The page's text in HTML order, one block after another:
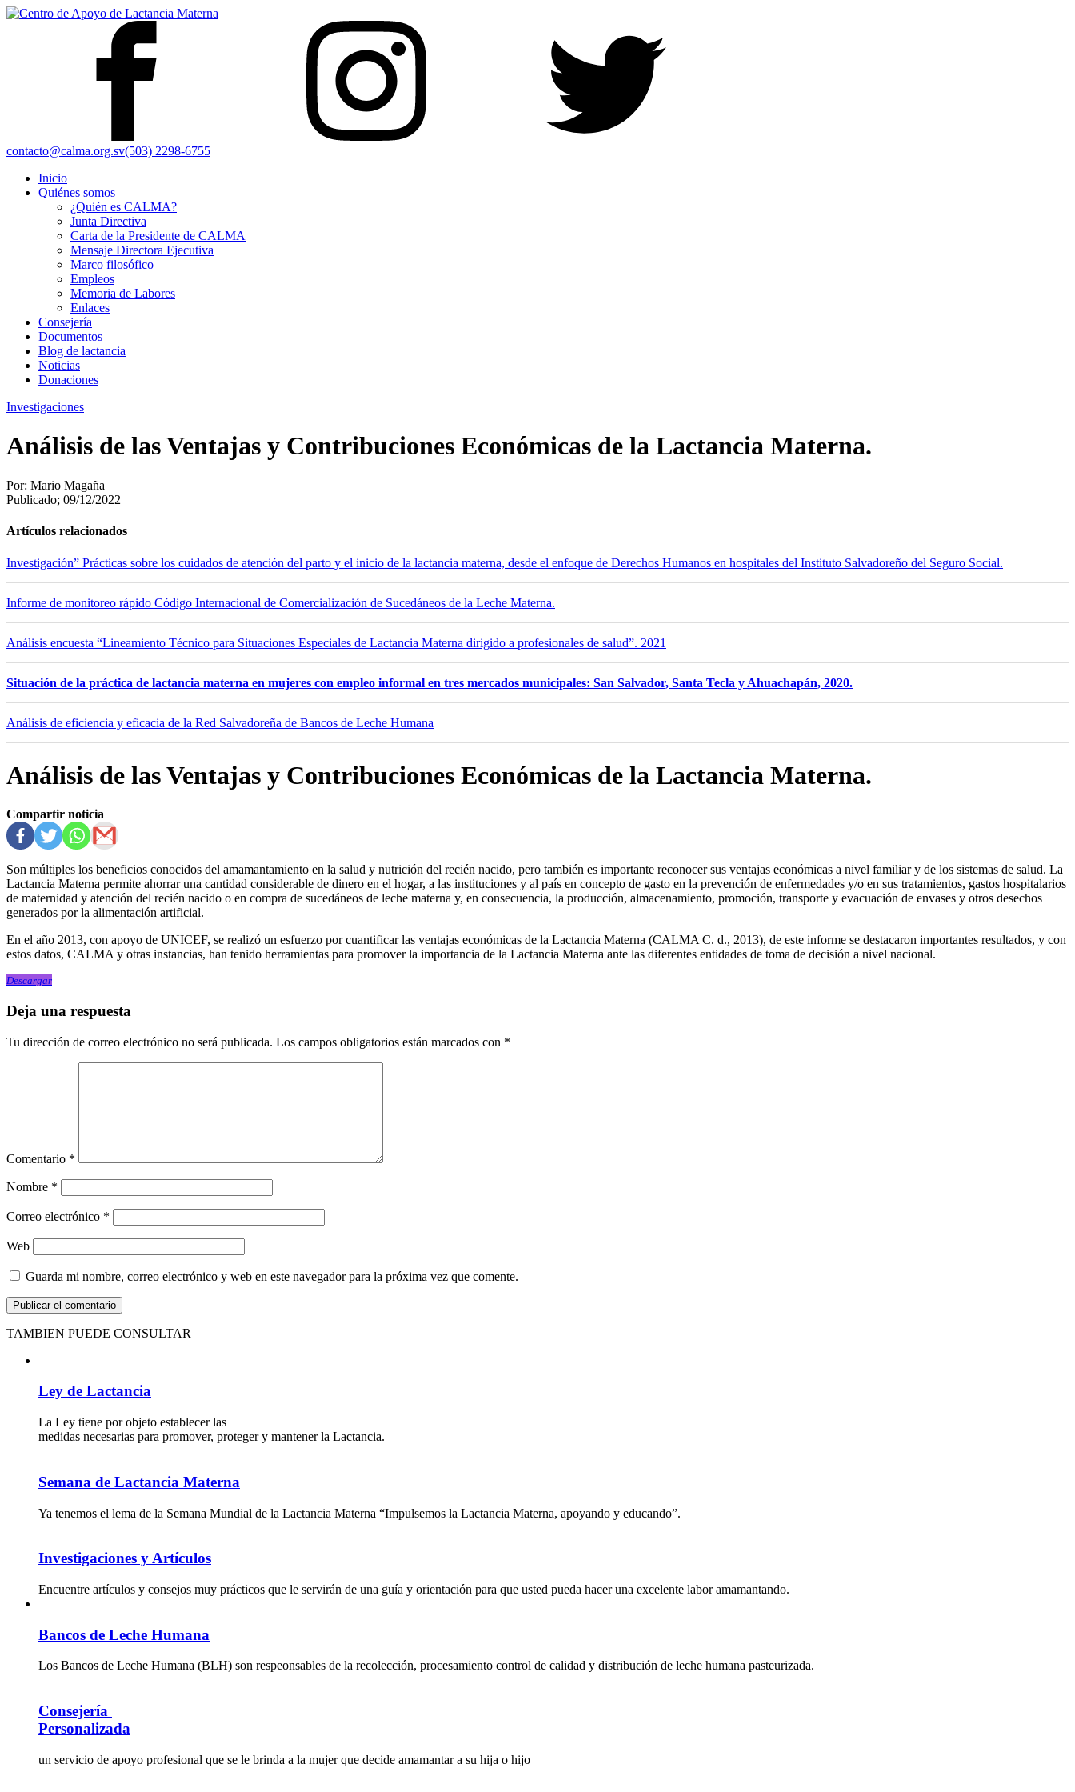
contacto@calma.org.sv(503) 2298-6755
Inicio
Quiénes somos
¿Quién es CALMA?
Junta Directiva
Carta de la Presidente de CALMA
Mensaje Directora Ejecutiva
Marco filosófico
Empleos
Memoria de Labores
Enlaces
Consejería
Documentos
Blog de lactancia
Noticias
Donaciones
Investigaciones
Análisis de las Ventajas y Contribuciones Económicas de la Lactancia Materna.
Por: Mario Magaña
Publicado; 09/12/2022
Artículos relacionados
Investigación” Prácticas sobre los cuidados de atención del parto y el inicio de la lactancia materna, desde el enfoque de Derechos Humanos en hospitales del Instituto Salvadoreño del Seguro Social.
Informe de monitoreo rápido Código Internacional de Comercialización de Sucedáneos de la Leche Materna.
Análisis encuesta “Lineamiento Técnico para Situaciones Especiales de Lactancia Materna dirigido a profesionales de salud”. 2021
Situación de la práctica de lactancia materna en mujeres con empleo informal en tres mercados municipales: San Salvador, Santa Tecla y Ahuachapán, 2020.
Análisis de eficiencia y eficacia de la Red Salvadoreña de Bancos de Leche Humana
Análisis de las Ventajas y Contribuciones Económicas de la Lactancia Materna.
Compartir noticia
Son múltiples los beneficios conocidos del amamantamiento en la salud y nutrición del recién nacido, pero también es importante reconocer sus ventajas económicas a nivel familiar y de los sistemas de salud. La
Lactancia Materna permite ahorrar una cantidad considerable de dinero en el hogar, a las instituciones y al país en concepto de gasto en la prevención de enfermedades y/o en sus tratamientos, gastos hospitalarios
de maternidad y atención del recién nacido o en compra de sucedáneos de leche materna y, en consecuencia, la producción, almacenamiento, promoción, transporte y evacuación de envases y otros desechos
generados por la alimentación artificial.
En el año 2013, con apoyo de UNICEF, se realizó un esfuerzo por cuantificar las ventajas económicas de la Lactancia Materna (CALMA C. d., 2013), de este informe se destacaron importantes resultados, y con
estos datos, CALMA y otras instancias, han tenido herramientas para promover la importancia de la Lactancia Materna ante las diferentes entidades de toma de decisión a nivel nacional.
Descargar
Deja una respuesta
Tu dirección de correo electrónico no será publicada. Los campos obligatorios están marcados con *
Comentario *
Nombre *
Correo electrónico *
Web
Guarda mi nombre, correo electrónico y web en este navegador para la próxima vez que comente.
TAMBIEN PUEDE CONSULTAR
Ley de Lactancia
La Ley tiene por objeto establecer las
medidas necesarias para promover, proteger y mantener la Lactancia.
Semana de Lactancia Materna
Ya tenemos el lema de la Semana Mundial de la Lactancia Materna “Impulsemos la Lactancia Materna, apoyando y educando”.
Investigaciones y Artículos
Encuentre artículos y consejos muy prácticos que le servirán de una guía y orientación para que usted pueda hacer una excelente labor amamantando.
Bancos de Leche Humana
Los Bancos de Leche Humana (BLH) son respeonsables de la recolección, procesamiento control de calidad y distribución de leche humana pasteurizada.
Consejería
Personalizada
un servicio de apoyo profesional que se le brinda a la mujer que decide amamantar a su hija o hijo